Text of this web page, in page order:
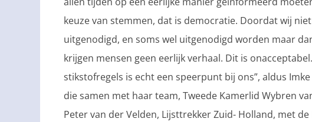
keuze van stemmen, dat is democratie. Doordat wij
uitgenodigd, en soms wel uitgenodigd worden maar
krijgen mensen geen eerlijk verhaal. Dit is
stikstofregels is echt een speerpunt bij ons”, aldus
die samen met haar team, Tweede Kamerlid Wybren
Peter van der Velden, Lijsttrekker Zuid- Holland, met de